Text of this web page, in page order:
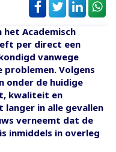
het Academisch
per direct een
vanwege
Volgens
onder de huidige
kwaliteit en
langer in alle gevallen
verneemt dat de
inmiddels in overleg